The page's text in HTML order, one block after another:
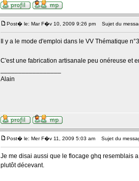
Post� le: Mar F�v 10, 2009 9:26 pm Sujet du
Il y a le mode d'emploi dans le VV Thématique
C'est une fabrication artisanale peu onéreuse et
Alain
Post� le: Mer F�v 11, 2009 5:03 am Sujet du
Je me disai aussi que le flocage ghq resemblais
plutôt décevant.